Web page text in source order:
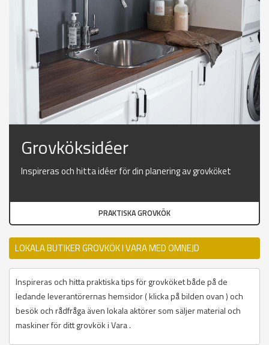
Grovköksidéer
Inspireras och hitta idéer för din planering av grovköket
PRAKTISKA GROVKÖK
LOKALA BUTIKER GROVKÖK I VARA MED OMNEJD
Inspireras och hitta praktiska tips för grovköket både på de
ledande leverantörernas hemsidor ( klicka på bilden ovan ) och
besök och rådfråga även lokala aktörer som säljer material och
maskiner för ditt grovkök i Vara .